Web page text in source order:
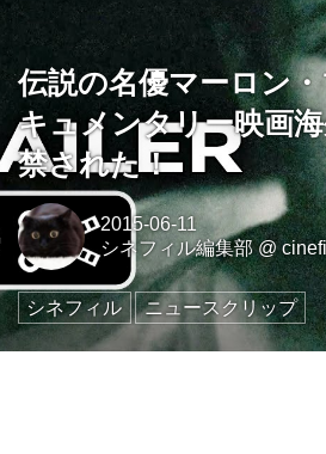
伝説の名優マーロン
キュメンタリー映画
禁された！
2015-06-11
シネフィル編集部@
シネフィル ニュースクリップ